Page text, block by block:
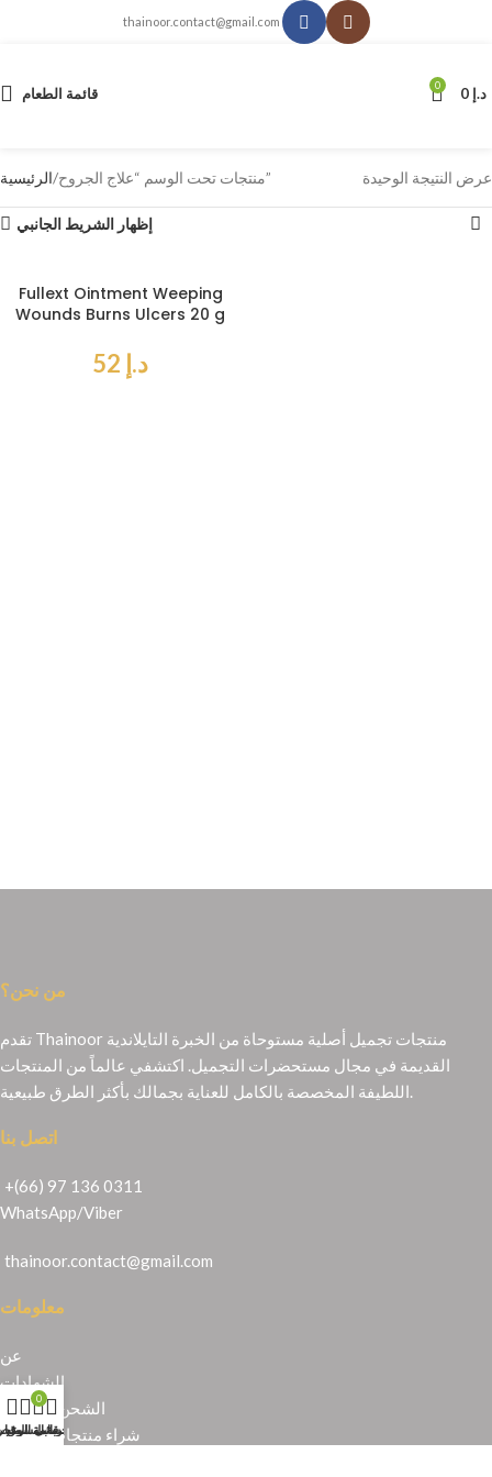
thainoor.contact@gmail.com
قائمة الطعام 0 د.إ
الرئيسية منتجات تحت الوسم “علاج الجروح” عرض النتيجة الوحيدة
إظهار الشريط الجانبي
Fullext Ointment Weeping
Wounds Burns Ulcers 20 g
د.إ
من نحن؟
تقدم Thainoor منتجات تجميل أصلية مستوحاة من الخبرة التايلاندية
القديمة في مجال مستحضرات التجميل. اكتشفي عالماً من المنتجات
اتصل بنا
+(66) 97 136 0311
WhatsApp/Viber
thainoor.contact@gmail.com
معلومات
عن
الشهادات
الشحن والإرجاع
شراء منتجات تايلندية
قائمة
0
عربة التسوق
حسابي